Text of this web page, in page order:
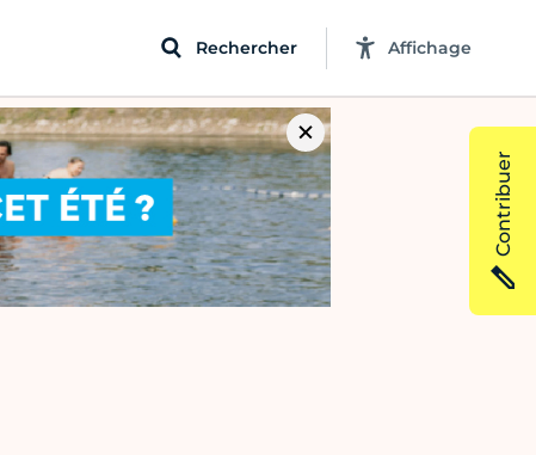
Rechercher Affichage
Contribuer